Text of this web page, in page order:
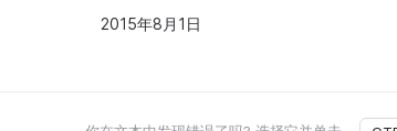
2015年8月1日